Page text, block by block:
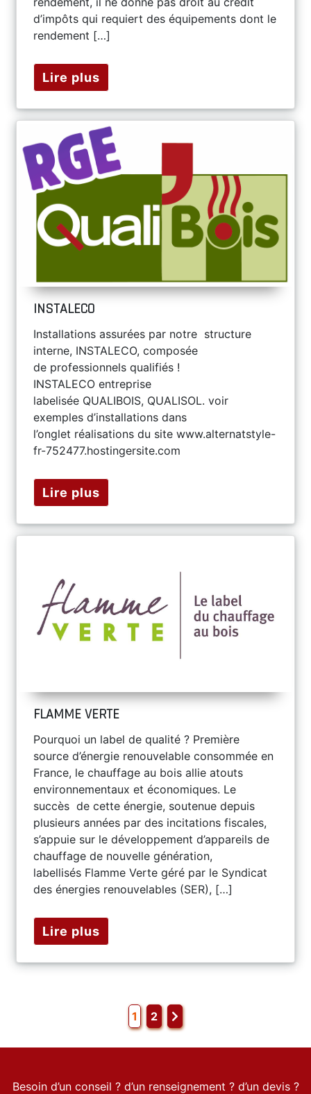
d’impôts qui requiert des équipements dont le
rendement […]
Lire plus
INSTALECO
Installations assurées par notre structure
interne, INSTALECO, composée
de professionnels qualifiés !
INSTALECO entreprise
labelisée QUALIBOIS, QUALISOL. voir
exemples d’installations dans
l’onglet réalisations du site www.alternatstyle-
fr-752477.hostingersite.com
Lire plus
FLAMME VERTE
Pourquoi un label de qualité ? Première
source d’énergie renouvelable consommée en
France, le chauffage au bois allie atouts
environnementaux et économiques. Le
succès de cette énergie, soutenue depuis
plusieurs années par des incitations fiscales,
s’appuie sur le développement d’appareils de
chauffage de nouvelle génération,
labellisés Flamme Verte géré par le Syndicat
des énergies renouvelables (SER), […]
Lire plus
1 2
Besoin d’un conseil ? d’un renseignement ? d’un devis ?